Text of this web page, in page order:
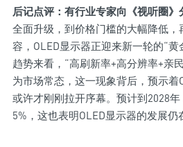
后记点评：有行业专家向《视听圈》
全面升级，到价格门槛的大幅降低
容，OLED显示器正迎来新一轮的“
趋势来看，“高刷新率+高分辨率+亲
为市场常态，这一现象背后，预示着
或许才刚刚拉开序幕。预计到2028
5%，这也表明OLED显示器的发展仍